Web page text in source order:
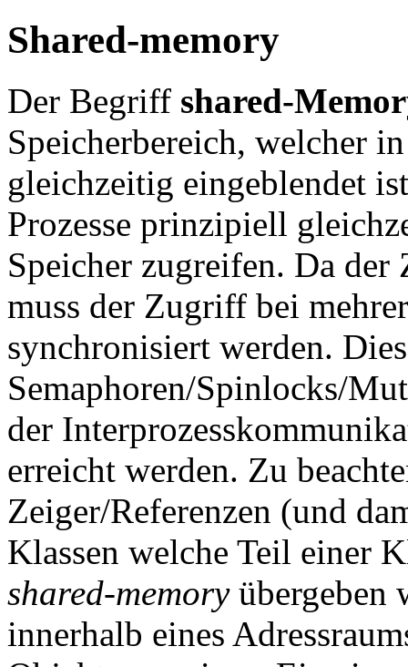
Shared-memory
Der Begriff shared-
Speicherbereich, welcher
gleichzeitig eingeblendet
Prozesse prinzipiell
Speicher zugreifen. Da
muss der Zugriff bei
synchronisiert werden.
Semaphoren/Spinlocks/
der
erreicht werden. Zu
Zeiger/Referenzen (und
Klassen welche Teil einer
shared-memoryübergeben
innerhalb eines